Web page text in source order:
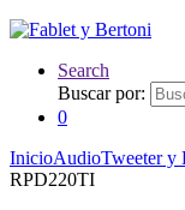
Search
Buscar por:
0
InicioAudioTweeter y
RPD220TI